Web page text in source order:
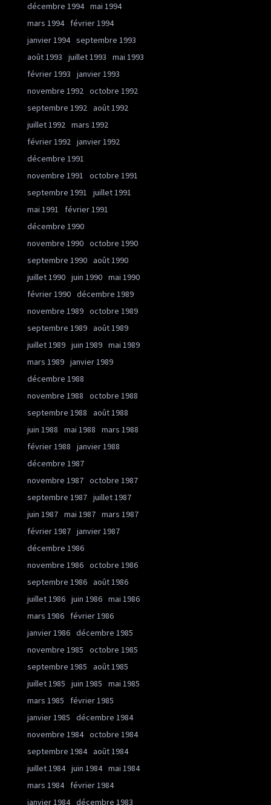
décembre 1994 mai 1994
mars 1994
février 1994
janvier 1994 septembre 1993
août 1993
juillet 1993
mai 1993
février 1993
janvier 1993
novembre 1992 octobre 1992
septembre 1992 août 1992
juillet 1992 mars 1992
février 1992 janvier 1992
décembre 1991
novembre 1991
octobre 1991
septembre 1991
juillet 1991
mai 1991
février 1991
décembre 1990
novembre 1990 octobre 1990
septembre 1990 août 1990
juillet 1990 juin 1990 mai 1990
février 1990 décembre 1989
novembre 1989 octobre 1989
septembre 1989 août 1989
juillet 1989 juin 1989 mai 1989
mars 1989 janvier 1989
décembre 1988
novembre 1988
octobre 1988
septembre 1988
août 1988
juin 1988
mai 1988
mars 1988
février 1988
janvier 1988
décembre 1987
novembre 1987 octobre 1987
septembre 1987 juillet 1987
juin 1987 mai 1987 mars 1987
février 1987 janvier 1987
décembre 1986
novembre 1986 octobre 1986
septembre 1986 août 1986
juillet 1986 juin 1986 mai 1986
mars 1986
février 1986
janvier 1986 décembre 1985
novembre 1985
octobre 1985
septembre 1985
août 1985
juillet 1985
juin 1985
mai 1985
mars 1985
février 1985
janvier 1985
décembre 1984
novembre 1984 octobre 1984
septembre 1984 août 1984
juillet 1984 juin 1984 mai 1984
mars 1984
février 1984
janvier 1984 décembre 1983